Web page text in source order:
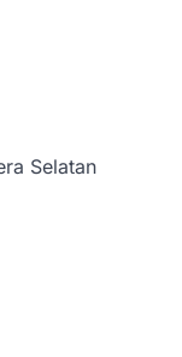
Selatan